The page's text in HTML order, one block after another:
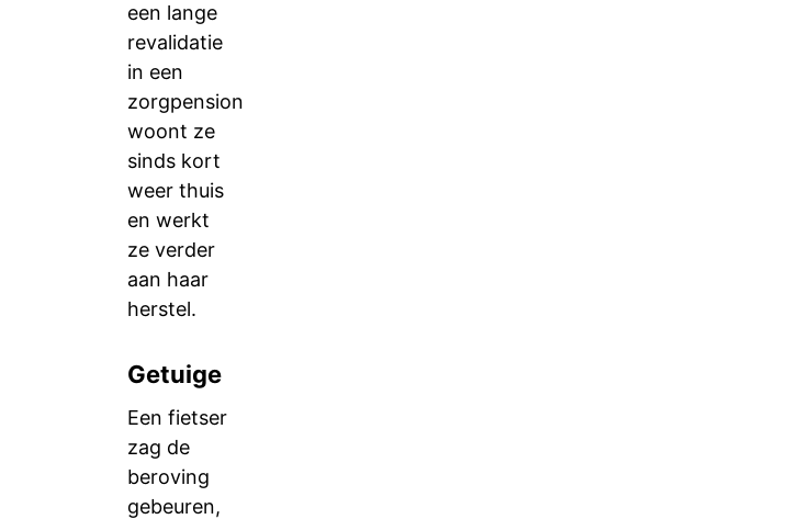
een lange
revalidatie
in een
zorgpension
woont ze
sinds kort
weer thuis
en werkt
ze verder
aan haar
herstel.
Getuige
Een fietser
zag de
beroving
gebeuren,